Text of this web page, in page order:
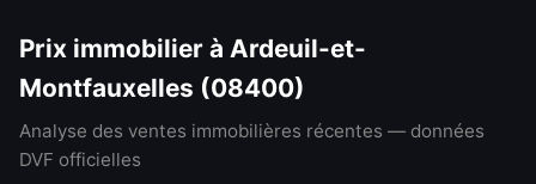
Prix immobilier à Ardeuil-et-
Montfauxelles (08400)
Analyse des ventes immobilières récentes — données
DVF officielles